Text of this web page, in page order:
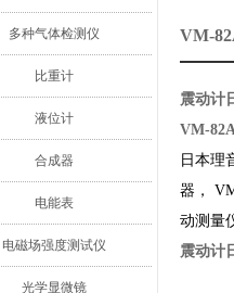
多种气体检测仪
比重计
液位计
合成器
电能表
电磁场强度测试仪
光学显微镜
VM-
震动计
VM-
日本理
器，
动测量
震动计